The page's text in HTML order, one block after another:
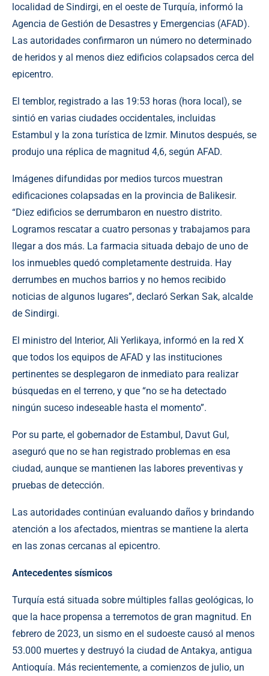
localidad de Sindirgi, en el oeste de Turquía, informó la
Agencia de Gestión de Desastres y Emergencias (AFAD).
Las autoridades confirmaron un número no determinado
de heridos y al menos diez edificios colapsados cerca del
epicentro.
El temblor, registrado a las 19:53 horas (hora local), se
sintió en varias ciudades occidentales, incluidas
Estambul y la zona turística de Izmir. Minutos después, se
produjo una réplica de magnitud 4,6, según AFAD.
Imágenes difundidas por medios turcos muestran
edificaciones colapsadas en la provincia de Balikesir.
“Diez edificios se derrumbaron en nuestro distrito.
Logramos rescatar a cuatro personas y trabajamos para
llegar a dos más. La farmacia situada debajo de uno de
los inmuebles quedó completamente destruida. Hay
derrumbes en muchos barrios y no hemos recibido
noticias de algunos lugares”, declaró Serkan Sak, alcalde
de Sindirgi.
El ministro del Interior, Ali Yerlikaya, informó en la red X
que todos los equipos de AFAD y las instituciones
pertinentes se desplegaron de inmediato para realizar
búsquedas en el terreno, y que “no se ha detectado
ningún suceso indeseable hasta el momento”.
Por su parte, el gobernador de Estambul, Davut Gul,
aseguró que no se han registrado problemas en esa
ciudad, aunque se mantienen las labores preventivas y
pruebas de detección.
Las autoridades continúan evaluando daños y brindando
atención a los afectados, mientras se mantiene la alerta
en las zonas cercanas al epicentro.
Antecedentes sísmicos
Turquía está situada sobre múltiples fallas geológicas, lo
que la hace propensa a terremotos de gran magnitud. En
febrero de 2023, un sismo en el sudoeste causó al menos
53.000 muertes y destruyó la ciudad de Antakya, antigua
Antioquía. Más recientemente, a comienzos de julio, un